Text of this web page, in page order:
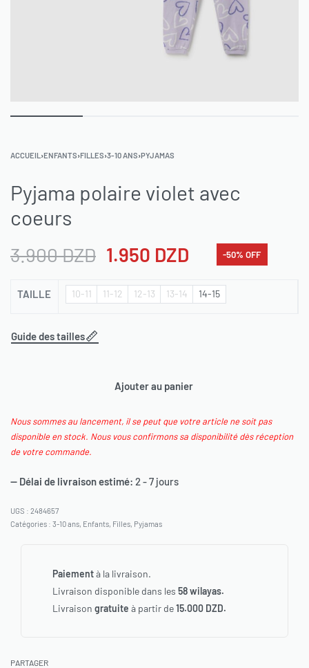
ACCUEIL ›ENFANTS›FILLES›3-10 ANS›PYJAMAS
Pyjama polaire violet avec
coeurs
3.900DZD 1.950 DZD -50% OFF
TAILLE 10-11 11-12 12-13 13-14 14-15
Guide des tailles
Ajouter au panier
Nous sommes au lancement, il se peut que votre article ne soit pas
disponible en stock. Nous vous confirmons sa disponibilité dès réception
de votre commande.
— Délai de livraison estimé: 2 - 7 jours
2484657
Catégories : 3-10 ans Enfants Filles Pyjamas
Paiementà la livraison.
Livraison disponible dans les 58 wilayas.
Livraison gratuite à partir de15.000 DZD.
PARTAGER